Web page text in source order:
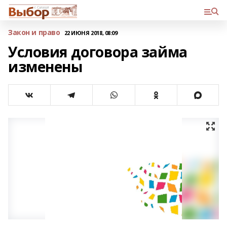
Закон и право 22 ИЮНЯ 2018, 08:09
Условия договора займа
изменены